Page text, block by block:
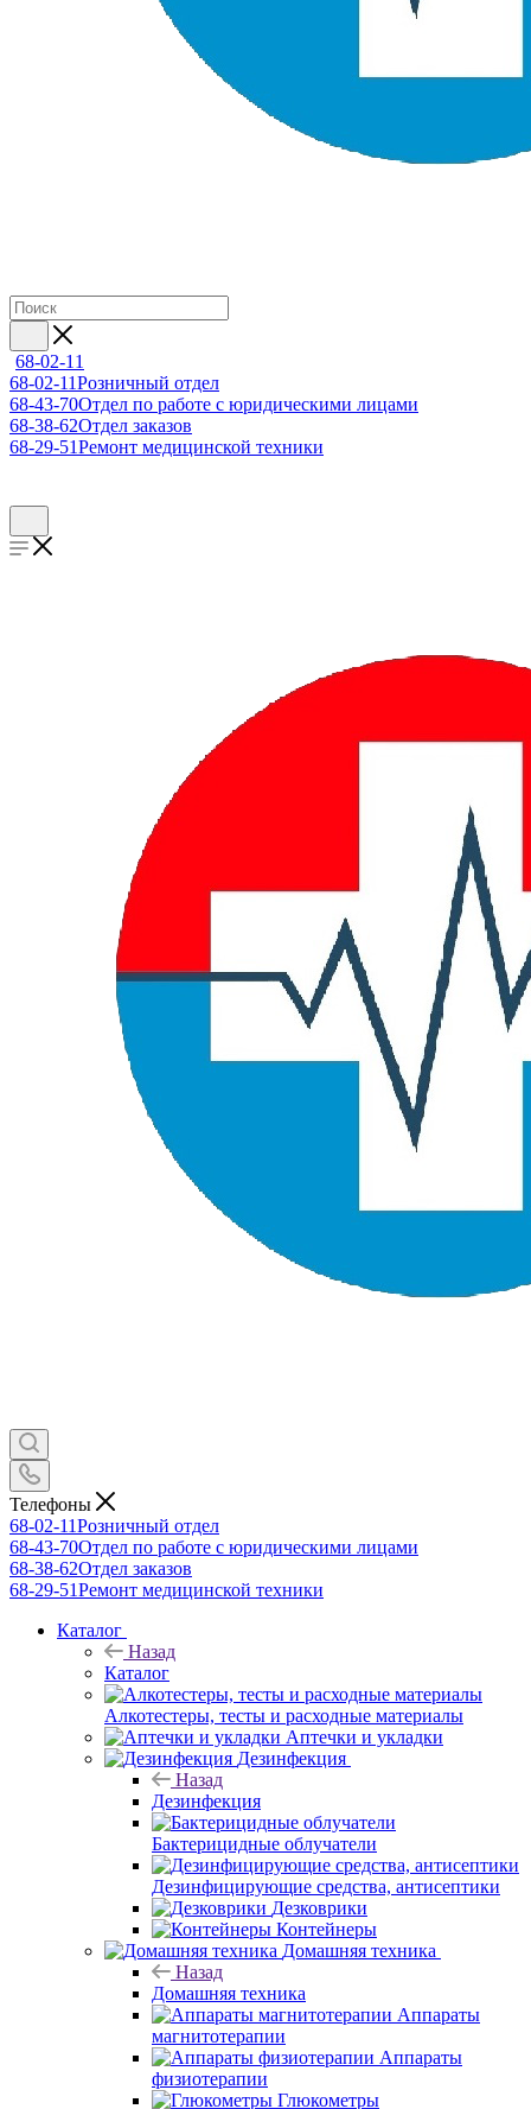
68-02-11
68-02-11Розничный отдел
68-43-70Отдел по работе с юридическими лицами
68-38-62Отдел заказов
68-29-51Ремонт медицинской техники
Телефоны
68-02-11Розничный отдел
68-43-70Отдел по работе с юридическими лицами
68-38-62Отдел заказов
68-29-51Ремонт медицинской техники
Каталог
Назад
Каталог
Алкотестеры, тесты и расходные материалы
Аптечки и укладки
Дезинфекция
Назад
Дезинфекция
Бактерицидные облучатели
Дезинфицирующие средства, антисептики
Дезковрики
Контейнеры
Домашняя техника
Назад
Домашняя техника
Аппараты
магнитотерапии
Аппараты
физиотерапии
Глюкометры